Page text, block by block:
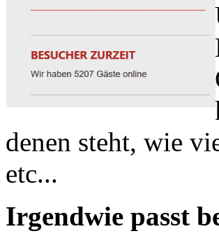
denen steht, wie
etc...
Irgendwie passt